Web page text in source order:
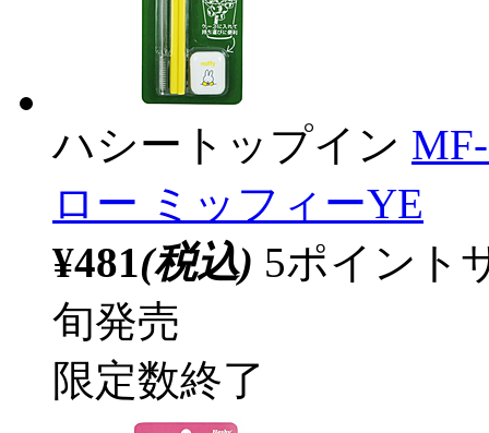
ハシートップイン
ロー ミッフィーYE
¥481(税込) 5ポイント
旬発売
限定数終了